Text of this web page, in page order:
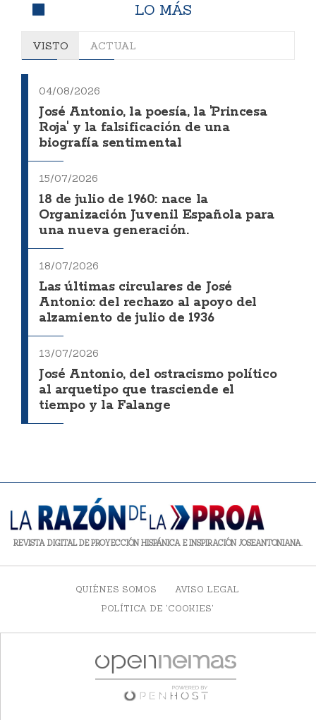
LO MÁS
VISTO ACTUAL
04/08/2026
José Antonio, la poesía, la 'Princesa
Roja' y la falsificación de una
biografía sentimental
15/07/2026
18 de julio de 1960: nace la
Organización Juvenil Española para
una nueva generación.
18/07/2026
Las últimas circulares de José
Antonio: del rechazo al apoyo del
alzamiento de julio de 1936
13/07/2026
José Antonio, del ostracismo político
al arquetipo que trasciende el
tiempo y la Falange
REVISTA DIGITAL DE PROYECCIÓN HISPÁNICA E INSPIRACIÓN JOSEANTONIANA.
QUIÉNES SOMOS
AVISO LEGAL
POLÍTICA DE 'COOKIES'